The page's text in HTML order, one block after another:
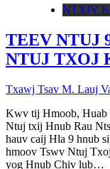
NTXIV
TEEV NTUJ
NTUJ TXOJ
Txawj Tsav M. Lauj
Kwv tij Hmoob, Huab
Ntuj txij Hnub Rau
hauv caij Hla 9 hnub
hmoov Tswv Ntuj
yog Hnub Chiv lub…